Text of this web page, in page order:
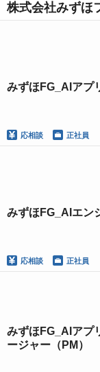
株式会社みずほ
みずほFG_AIアプ
応相談 正社員
みずほFG_AIエン
応相談 正社員
みずほFG_AIアプ
ージャー（PM）